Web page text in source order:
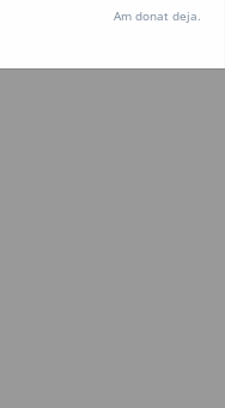
Hosterion
Am donat deja.